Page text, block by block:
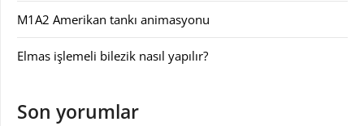
M1A2 Amerikan tankı animasyonu
Elmas işlemeli bilezik nasıl yapılır?
Son yorumlar